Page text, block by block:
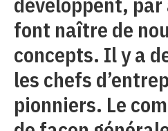
font naître de
concepts. Il y a
les chefs
pionniers. Le